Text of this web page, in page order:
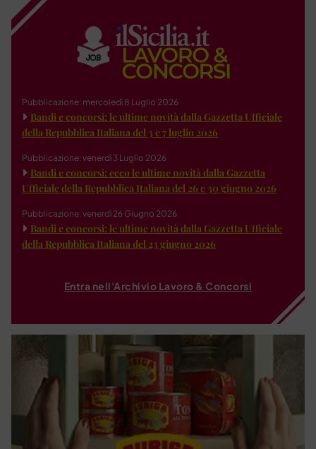
Pubblicazione: mercoledì 8 Luglio 2026
Bandi e concorsi: le ultime novità dalla Gazzetta Ufficiale
della Repubblica Italiana del 3 e 7 luglio 2026
Pubblicazione: venerdì 3 Luglio 2026
Bandi e concorsi: ecco le ultime novità dalla Gazzetta
Ufficiale della Repubblica Italiana del 26 e 30 giugno 2026
Pubblicazione: venerdì 26 Giugno 2026
Bandi e concorsi: le ultime novità dalla Gazzetta Ufficiale
della Repubblica Italiana del 23 giugno 2026
Entra nell'Archivio Lavoro & Concorsi